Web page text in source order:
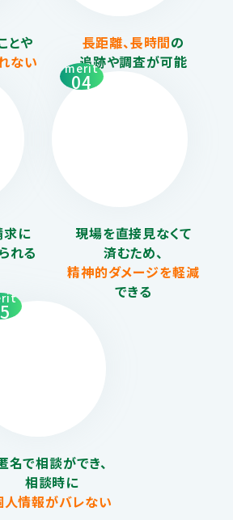
とや
ない
長距離、長時間の
追跡や調査が可能
求に
れる
merit
04
現場を直接見なくて
済むため、
精神的ダメージを軽減
できる
名で相談ができ、
相談時に
人情報がバレない